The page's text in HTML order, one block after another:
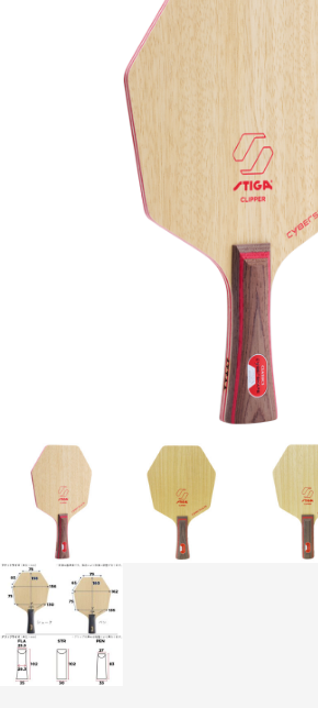
－ MAINTENANCE
－ and More
ピックルボール商品一覧